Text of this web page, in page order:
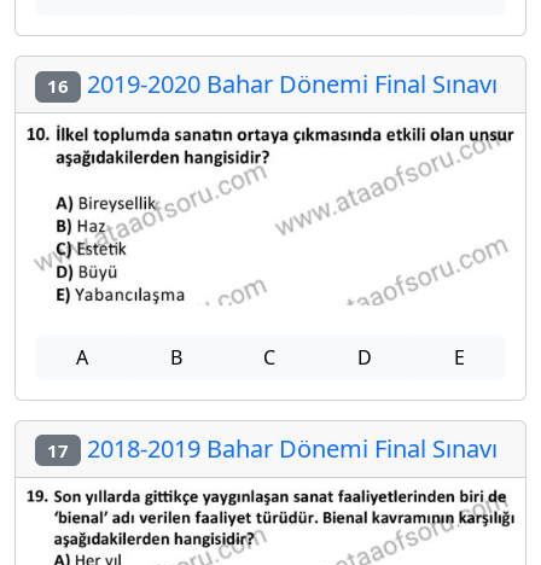
16 2019-2020 Bahar Dönemi Final Sınavı
A B C D E
17 2018-2019 Bahar Dönemi Final Sınavı